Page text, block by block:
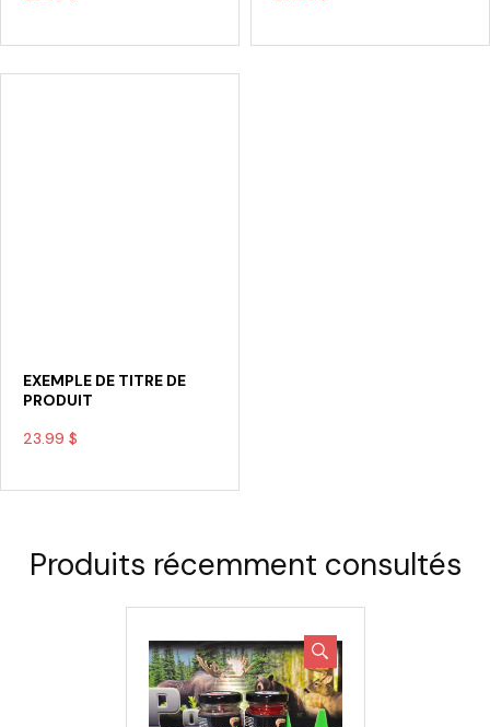
EXEMPLE DE TITRE DE
PRODUIT
23.99 $
Produits récemment consultés